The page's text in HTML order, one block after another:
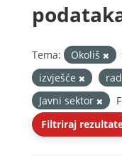
Tema: Okoliš
izvješće
Javni sektor
Filtriraj